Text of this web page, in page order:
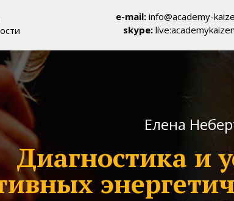
e-mail: info@academy-
skype:
Елена
Диагностика и